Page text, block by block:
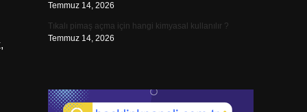
Temmuz 14, 2026
Tıkalı pimaş açma için hangi kimyasal kullanılır ?
Temmuz 14, 2026